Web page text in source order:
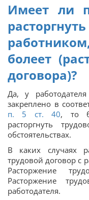
Имеет ли
болеет
договора)?
Да, у
закреплено в
п. 5 ст. 40, то
расторгнуть
обстоятельствах.
В каких случаях
трудовой договор с
Расторжение
Расторжение
работодателя.